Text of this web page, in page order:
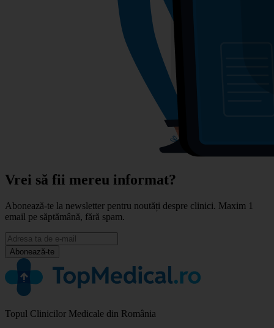
Vrei să fii mereu informat?
Abonează-te la newsletter pentru noutăți despre clinici. Maxim 1
email pe săptămână, fără spam.
Abonează-te
Topul Clinicilor Medicale din România